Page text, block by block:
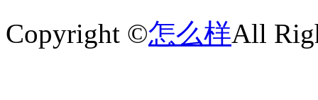
Copyright ©怎么样All